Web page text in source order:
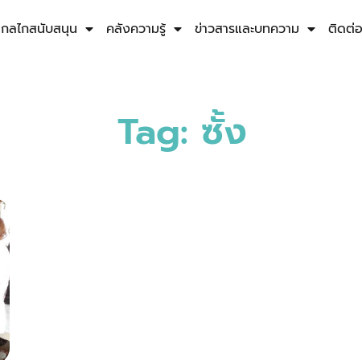
กลไกสนับสนุน คลังความรู้ ข่าวสารและบทความ ติดต่อ
Tag: ซั้ง